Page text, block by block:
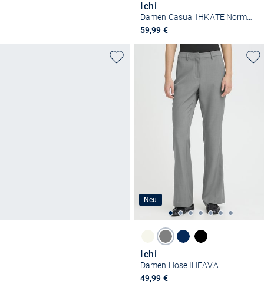
Ichi
Damen Casual IHKATE Normale Passform
59,99 €
Neu
Ichi
Damen Hose IHFAVA
49,99 €